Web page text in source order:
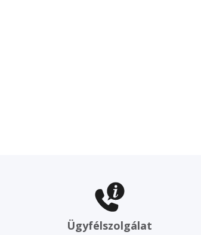
Ügyfélszolgálat